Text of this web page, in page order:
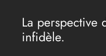
La perspective
infidèle.